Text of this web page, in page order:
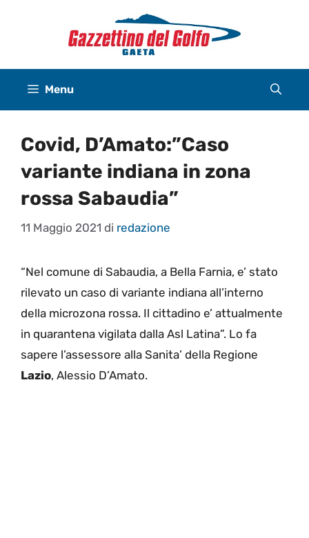
Menu
Covid, D’Amato:”Caso
variante indiana in zona
rossa Sabaudia”
11 Maggio 2021 di redazione
“Nel comune di Sabaudia, a Bella Farnia, e’ stato
rilevato un caso di variante indiana all’interno
della microzona rossa. Il cittadino e’ attualmente
in quarantena vigilata dalla Asl Latina”. Lo fa
sapere l’assessore alla Sanita’ della Regione
Lazio, Alessio D’Amato.